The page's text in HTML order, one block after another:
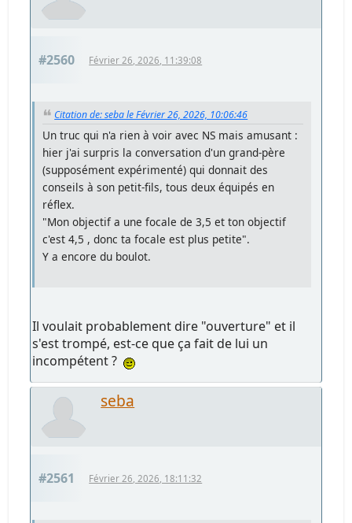
#2560 Février 26, 2026, 11:39:08
Citation de: seba le Février 26, 2026, 10:06:46
Un truc qui n'a rien à voir avec NS mais amusant :
hier j'ai surpris la conversation d'un grand-père
(supposément expérimenté) qui donnait des
conseils à son petit-fils, tous deux équipés en
réflex.
"Mon objectif a une focale de 3,5 et ton objectif
c'est 4,5 , donc ta focale est plus petite".
Y a encore du boulot.
Il voulait probablement dire "ouverture" et il
s'est trompé, est-ce que ça fait de lui un
incompétent ?
seba
#2561 Février 26, 2026, 18:11:32